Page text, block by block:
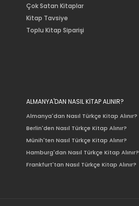
Çok Satan Kitaplar
Kitap Tavsiye
Toplu Kitap Siparişi
ALMANYA'DAN NASIL KİTAP ALINIR?
Almanya'dan Nasıl Türkçe Kitap Alınır?
Berlin'den Nasıl Türkçe Kitap Alınır?
Münih'ten Nasıl Türkçe Kitap Alınır?
Hamburg'dan Nasıl Türkçe Kitap Alınır?
Frankfurt'tan Nasıl Türkçe Kitap Alınır?